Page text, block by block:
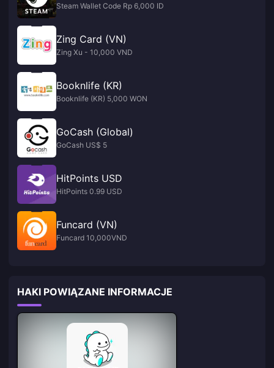
Steam Wallet Code Rp 6,000 ID
Zing Card (VN)
Zing Xu - 10,000 VND
Booknlife (KR)
Booknlife (KR) 5,000 WON
GoCash (Global)
GoCash US$ 5
HitPoints USD
HitPoints 0.99 USD
Funcard (VN)
Funcard 10,000VND
HAKI POWIĄZANE INFORMACJE